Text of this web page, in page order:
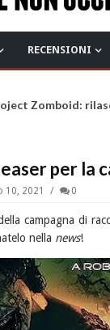
RECENSIONI
Zomboid:
per la
10, 2021 0
campagna di
nella news!